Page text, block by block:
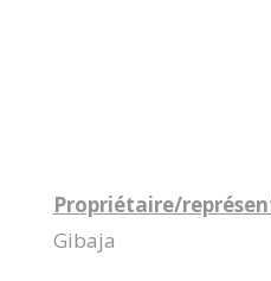
Propriétaire/
Gibaja